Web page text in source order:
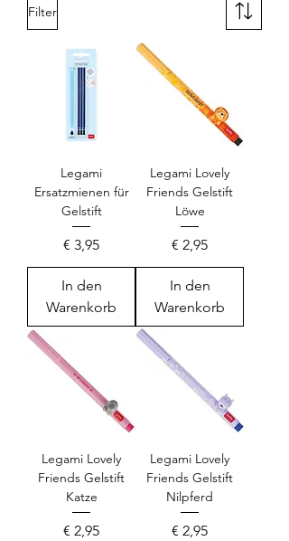
Filter
Legami
Ersatzmienen für
Gelstift
Preis
€ 3,95
In den
Warenkorb
Legami Lovely
Friends Gelstift
Löwe
Preis
€ 2,95
In den
Warenkorb
Legami Lovely
Friends Gelstift
Katze
Preis
€ 2,95
Legami Lovely
Friends Gelstift
Nilpferd
Preis
€ 2,95